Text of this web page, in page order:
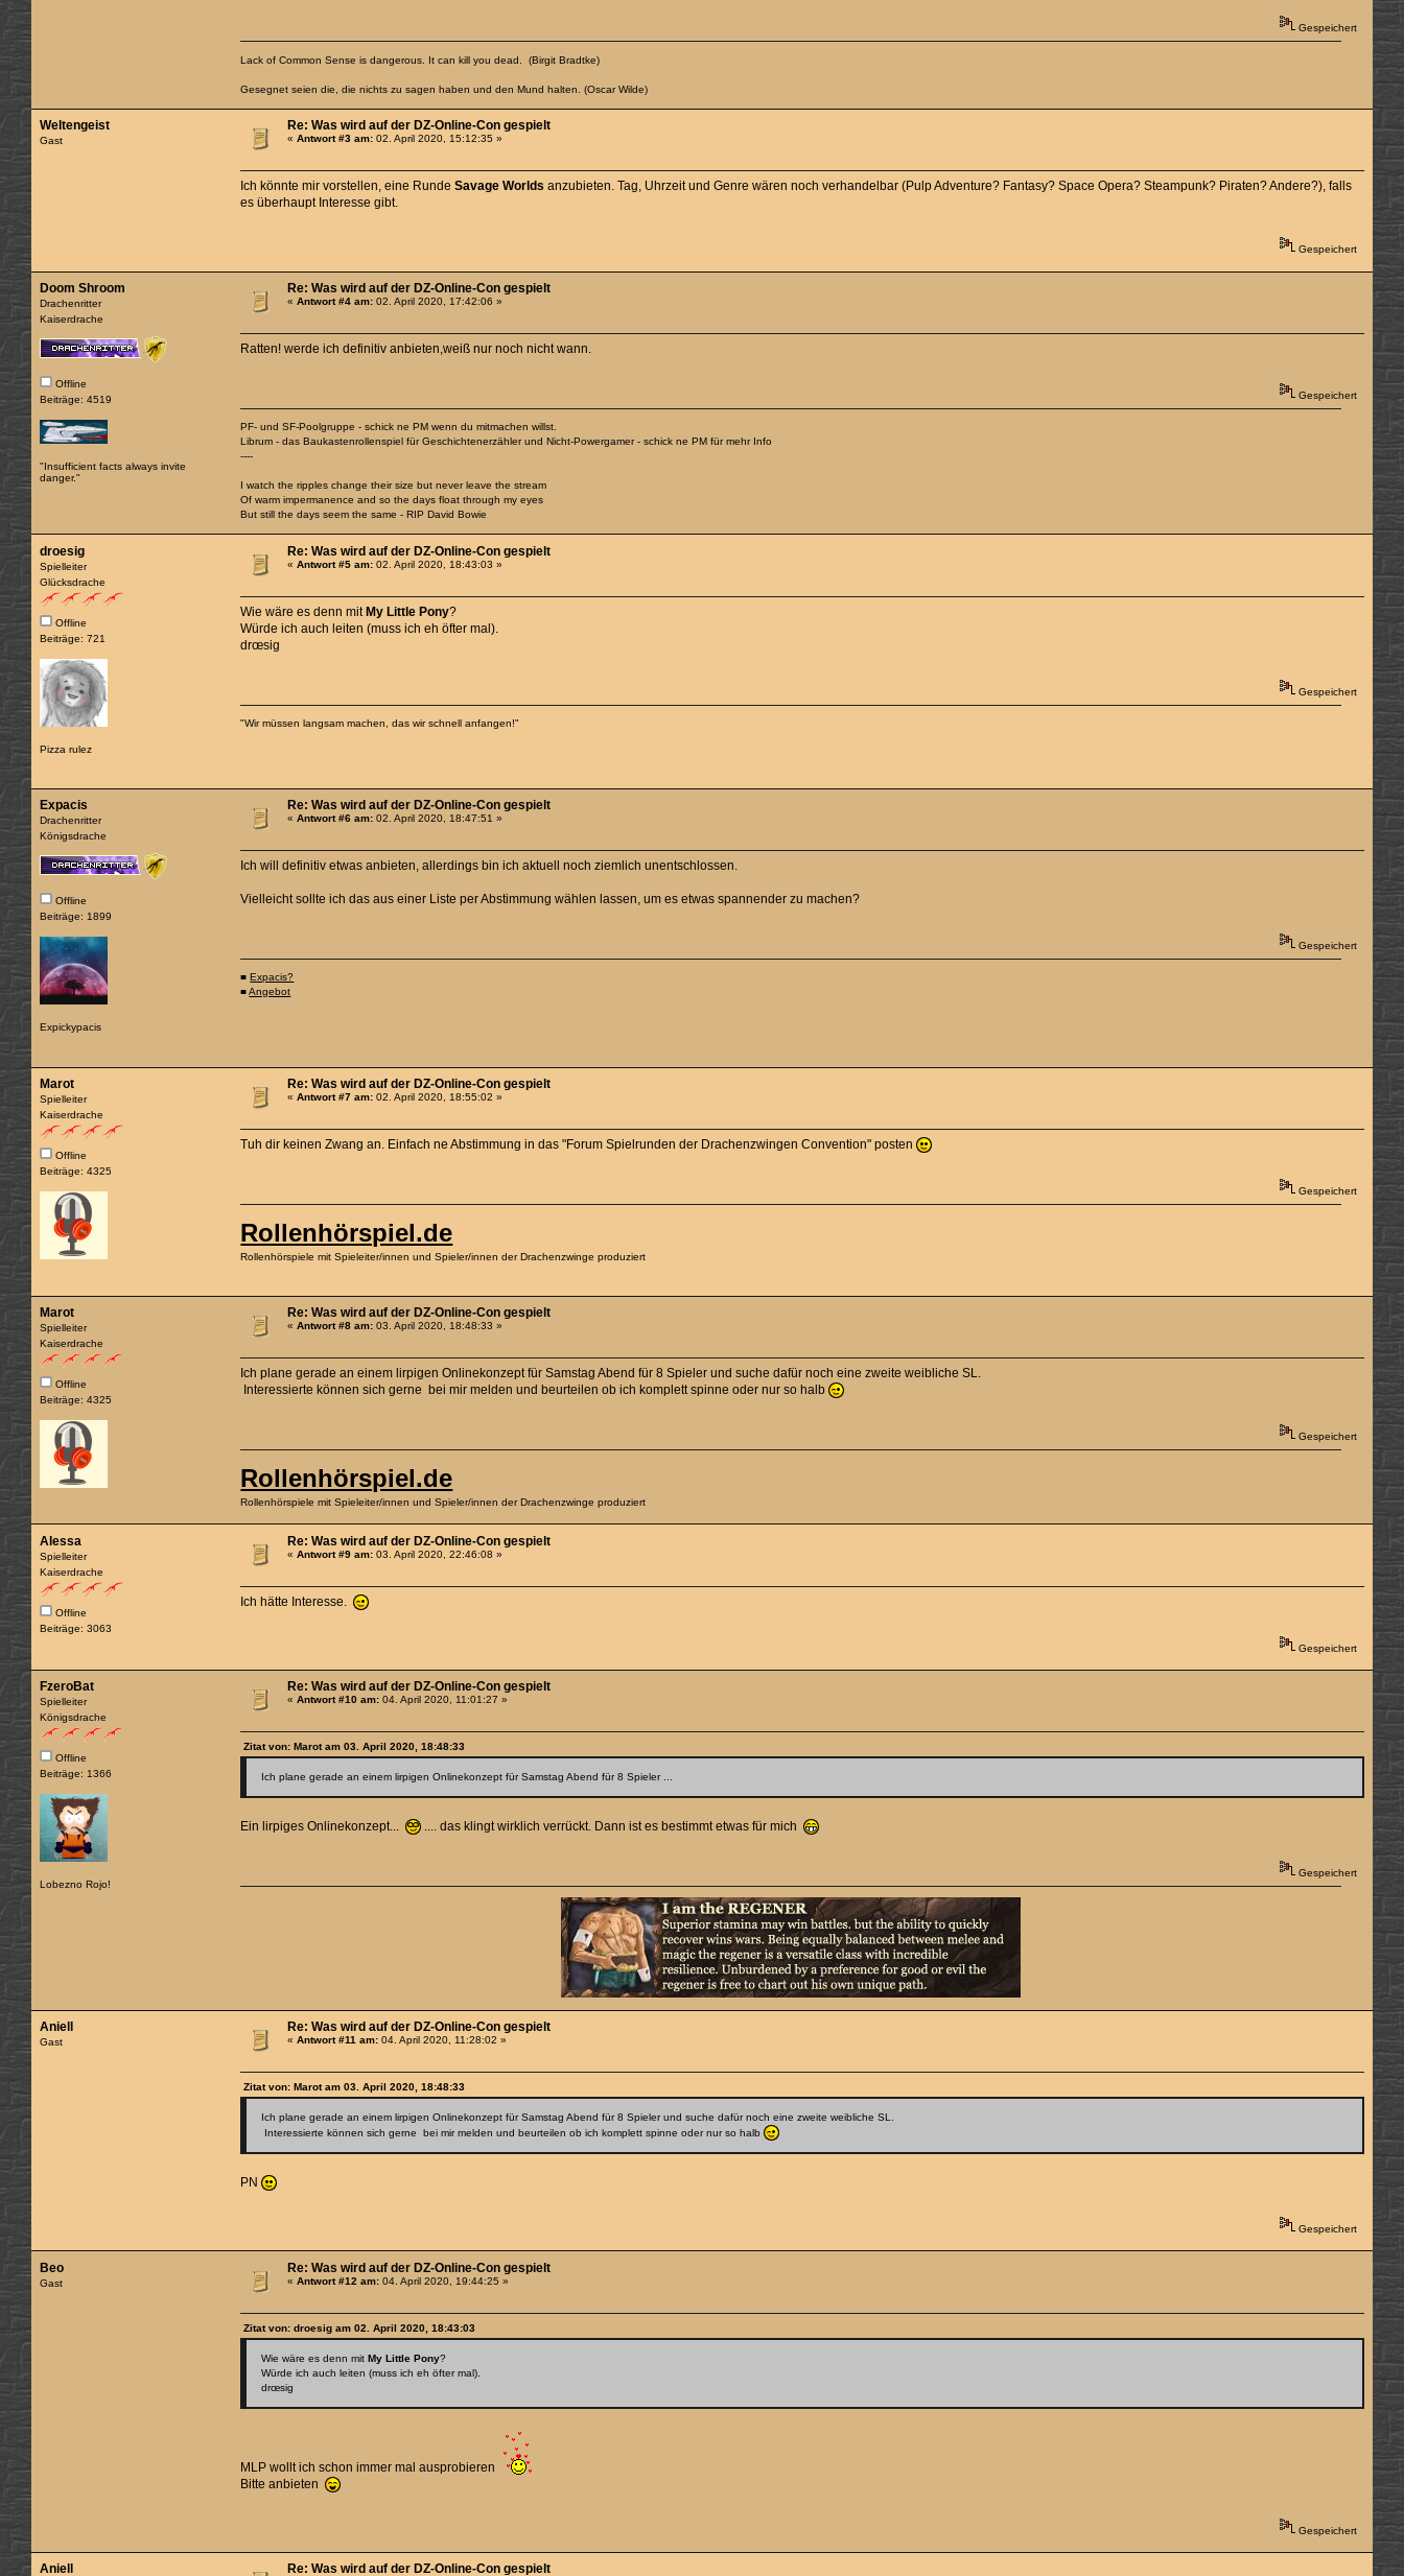
Gespeichert
Lack of Common Sense is dangerous. It can kill you dead. (Birgit Bradtke)
Gesegnet seien die, die nichts zu sagen haben und den Mund halten. (Oscar Wilde)
Weltengeist
Gast
Re: Was wird auf der DZ-Online-Con gespielt
«Antwort #3 am: 02. April 2020, 15:12:35 »
Ich könnte mir vorstellen, eine RundeSavage Worlds anzubieten. Tag, Uhrzeit und Genre wären noch verhandelbar (Pulp Adventure? Fantasy? Space Opera? Steampunk? Piraten? Andere?), falls
es überhaupt Interesse gibt.
Gespeichert
Doom Shroom
Drachenritter
Kaiserdrache
Offline
Beiträge: 4519
"Insufficient facts always invite
danger."
Re: Was wird auf der DZ-Online-Con gespielt
«Antwort #4 am: 02. April 2020, 17:42:06 »
Ratten! werde ich definitiv anbieten,weiß nur noch nicht wann.
Gespeichert
PF- und SF-Poolgruppe - schick ne PM wenn du mitmachen willst.
Librum - das Baukastenrollenspiel für Geschichtenerzähler und Nicht-Powergamer - schick ne PM für mehr Info
----
I watch the ripples change their size but never leave the stream
Of warm impermanence and so the days float through my eyes
But still the days seem the same - RIP David Bowie
droesig
Spielleiter
Glücksdrache
Offline
Beiträge: 721
Pizza rulez
Re: Was wird auf der DZ-Online-Con gespielt
«Antwort #5 am: 02. April 2020, 18:43:03 »
Wie wäre es denn mitMy Little Pony?
Würde ich auch leiten (muss ich eh öfter mal).
drœsig
Gespeichert
"Wir müssen langsam machen, das wir schnell anfangen!"
Expacis
Drachenritter
Königsdrache
Offline
Beiträge: 1899
Expickypacis
Re: Was wird auf der DZ-Online-Con gespielt
«Antwort #6 am: 02. April 2020, 18:47:51 »
Ich will definitiv etwas anbieten, allerdings bin ich aktuell noch ziemlich unentschlossen.
Vielleicht sollte ich das aus einer Liste per Abstimmung wählen lassen, um es etwas spannender zu machen?
Gespeichert
■ Expacis?
■Angebot
Marot
Spielleiter
Kaiserdrache
Offline
Beiträge: 4325
Re: Was wird auf der DZ-Online-Con gespielt
«Antwort #7 am: 02. April 2020, 18:55:02 »
Tuh dir keinen Zwang an. Einfach ne Abstimmung in das "Forum Spielrunden der Drachenzwingen Convention" posten
Gespeichert
Rollenhörspiel.de
Rollenhörspiele mit Spieleiter/innen und Spieler/innen der Drachenzwinge produziert
Marot
Spielleiter
Kaiserdrache
Offline
Beiträge: 4325
Re: Was wird auf der DZ-Online-Con gespielt
«Antwort #8 am: 03. April 2020, 18:48:33 »
Ich plane gerade an einem lirpigen Onlinekonzept für Samstag Abend für 8 Spieler und suche dafür noch eine zweite weibliche SL.
Interessierte können sich gerne bei mir melden und beurteilen ob ich komplett spinne oder nur so halb
Gespeichert
Rollenhörspiel.de
Rollenhörspiele mit Spieleiter/innen und Spieler/innen der Drachenzwinge produziert
Alessa
Spielleiter
Kaiserdrache
Offline
Beiträge: 3063
Re: Was wird auf der DZ-Online-Con gespielt
«Antwort #9 am: 03. April 2020, 22:46:08 »
Ich hätte Interesse.
Gespeichert
FzeroBat
Spielleiter
Königsdrache
Offline
Beiträge: 1366
Lobezno Rojo!
Re: Was wird auf der DZ-Online-Con gespielt
«Antwort #10 am: 04. April 2020, 11:01:27 »
Zitat von: Marot am 03. April 2020, 18:48:33
Ich plane gerade an einem lirpigen Onlinekonzept für Samstag Abend für 8 Spieler ...
Ein lirpiges Onlinekonzept... .... das klingt wirklich verrückt. Dann ist es bestimmt etwas für mich
Gespeichert
Aniell
Gast
Re: Was wird auf der DZ-Online-Con gespielt
«Antwort #11 am: 04. April 2020, 11:28:02 »
Zitat von: Marot am 03. April 2020, 18:48:33
Ich plane gerade an einem lirpigen Onlinekonzept für Samstag Abend für 8 Spieler und suche dafür noch eine zweite weibliche SL.
Interessierte können sich gerne bei mir melden und beurteilen ob ich komplett spinne oder nur so halb
PN
Gespeichert
Beo
Gast
Re: Was wird auf der DZ-Online-Con gespielt
«Antwort #12 am: 04. April 2020, 19:44:25 »
Zitat von: droesig am 02. April 2020, 18:43:03
Wie wäre es denn mitMy Little Pony?
Würde ich auch leiten (muss ich eh öfter mal).
drœsig
MLP wollt ich schon immer mal ausprobieren
Bitte anbieten
Gespeichert
Aniell Re: Was wird auf der DZ-Online-Con gespielt